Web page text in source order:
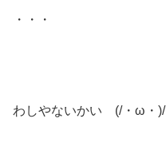
・・・
わしやないかい (/・ω・)/